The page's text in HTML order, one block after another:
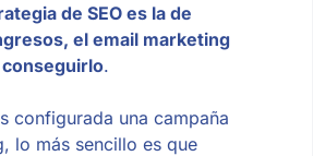
de SEO es la de
el email marketing
.
configurada una campaña
lo más sencillo es que